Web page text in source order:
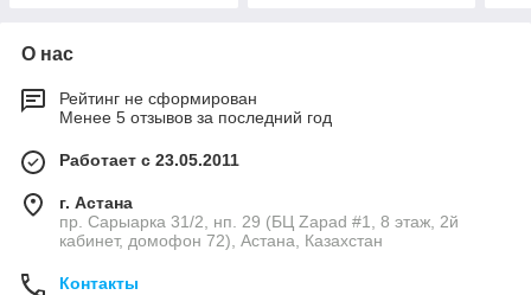
О нас
Рейтинг не сформирован
Менее 5 отзывов за последний год
Работает с 23.05.2011
г. Астана
пр. Сарыарка 31/2, нп. 29 (БЦ Zapad #1, 8 этаж, 2й
кабинет, домофон 72), Астана, Казахстан
Контакты